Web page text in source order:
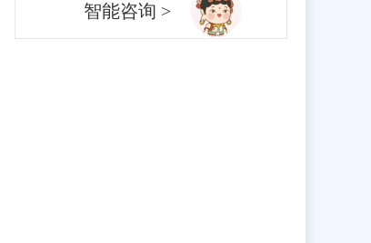
智能咨询 >